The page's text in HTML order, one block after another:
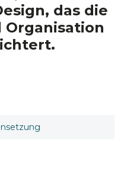
das die
Organisation